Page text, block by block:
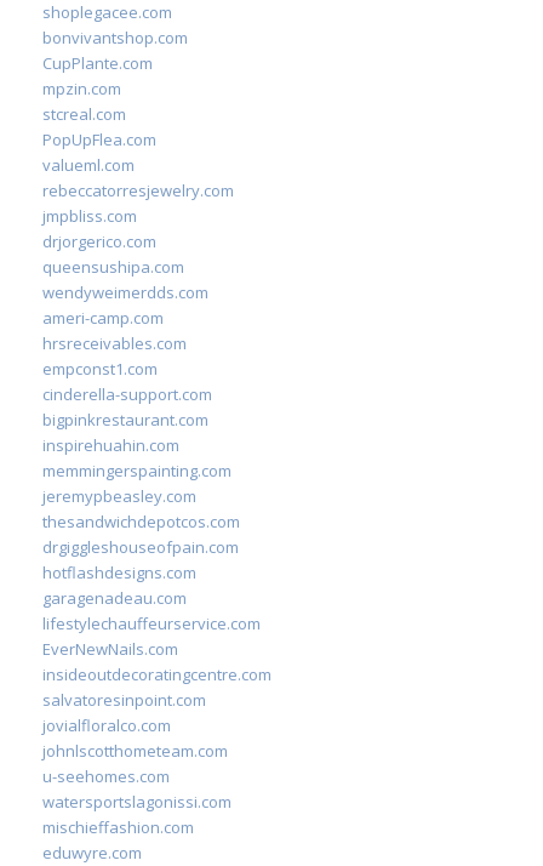
shoplegacee.com
bonvivantshop.com
CupPlante.com
mpzin.com
stcreal.com
PopUpFlea.com
valueml.com
rebeccatorresjewelry.com
jmpbliss.com
drjorgerico.com
queensushipa.com
wendyweimerdds.com
ameri-camp.com
hrsreceivables.com
empconst1.com
cinderella-support.com
bigpinkrestaurant.com
inspirehuahin.com
memmingerspainting.com
jeremypbeasley.com
thesandwichdepotcos.com
drgiggleshouseofpain.com
hotflashdesigns.com
garagenadeau.com
lifestylechauffeurservice.com
EverNewNails.com
insideoutdecoratingcentre.com
salvatoresinpoint.com
jovialfloralco.com
johnlscotthometeam.com
u-seehomes.com
watersportslagonissi.com
mischieffashion.com
eduwyre.com